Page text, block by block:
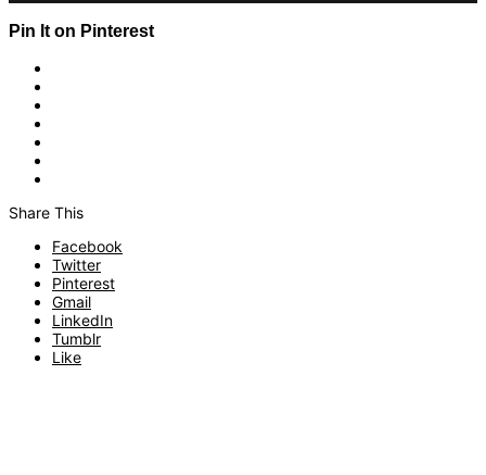
Pin It on Pinterest
Share This
Facebook
Twitter
Pinterest
Gmail
LinkedIn
Tumblr
Like